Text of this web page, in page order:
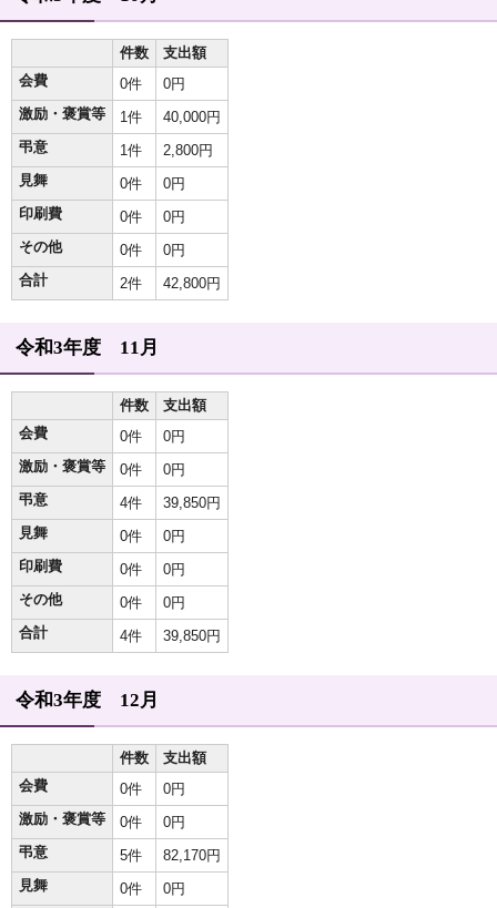
件数
支出額
会費
0件
0円
激励・褒賞等
1件
40,000円
弔意
1件
2,800円
見舞
0件
0円
印刷費
0件
0円
その他
0件
0円
合計
2件 42,800円
令和3年度 11月
件数
支出額
会費
0件
0円
激励・褒賞等
0件
0円
弔意
4件
39,850円
見舞
0件
0円
印刷費
0件
0円
その他
0件
0円
合計
4件 39,850円
令和3年度 12月
件数
支出額
会費
0件
0円
激励・褒賞等
0件
0円
弔意
5件
82,170円
見舞
0件
0円